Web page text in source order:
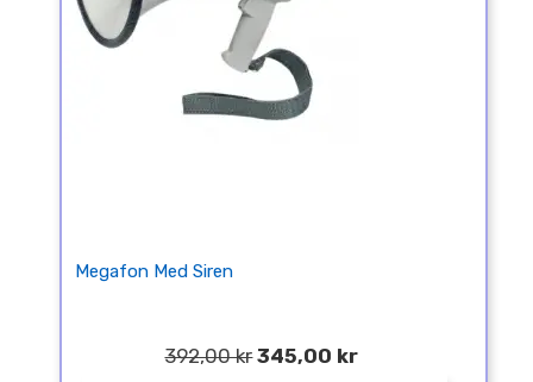
Megafon Med Siren
392,00 kr 345,00 kr